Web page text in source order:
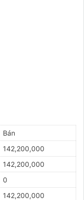
Bán
142,200,000
142,200,000
0
142,200,000